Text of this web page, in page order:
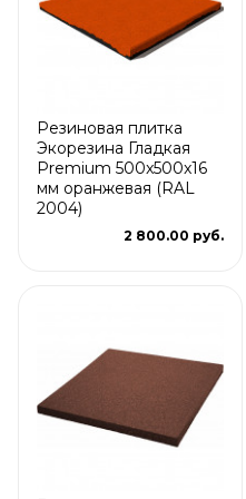
Резиновая плитка
Экорезина Гладкая
Premium 500x500x16
мм оранжевая (RAL
2004)
2 800.00 руб.